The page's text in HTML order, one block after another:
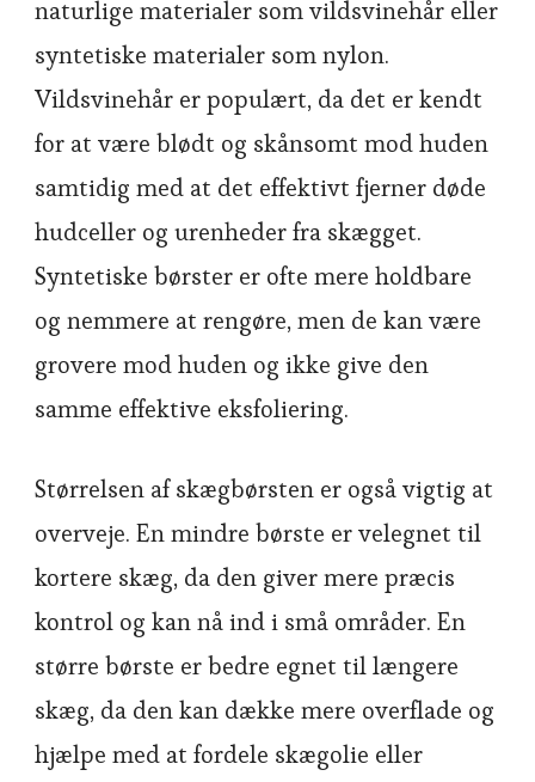
naturlige materialer som vildsvinehår eller
syntetiske materialer som nylon.
Vildsvinehår er populært, da det er kendt
for at være blødt og skånsomt mod huden
samtidig med at det effektivt fjerner døde
hudceller og urenheder fra skægget.
Syntetiske børster er ofte mere holdbare
og nemmere at rengøre, men de kan være
grovere mod huden og ikke give den
samme effektive eksfoliering.
Størrelsen af skægbørsten er også vigtig at
overveje. En mindre børste er velegnet til
kortere skæg, da den giver mere præcis
kontrol og kan nå ind i små områder. En
større børste er bedre egnet til længere
skæg, da den kan dække mere overflade og
hjælpe med at fordele skægolie eller